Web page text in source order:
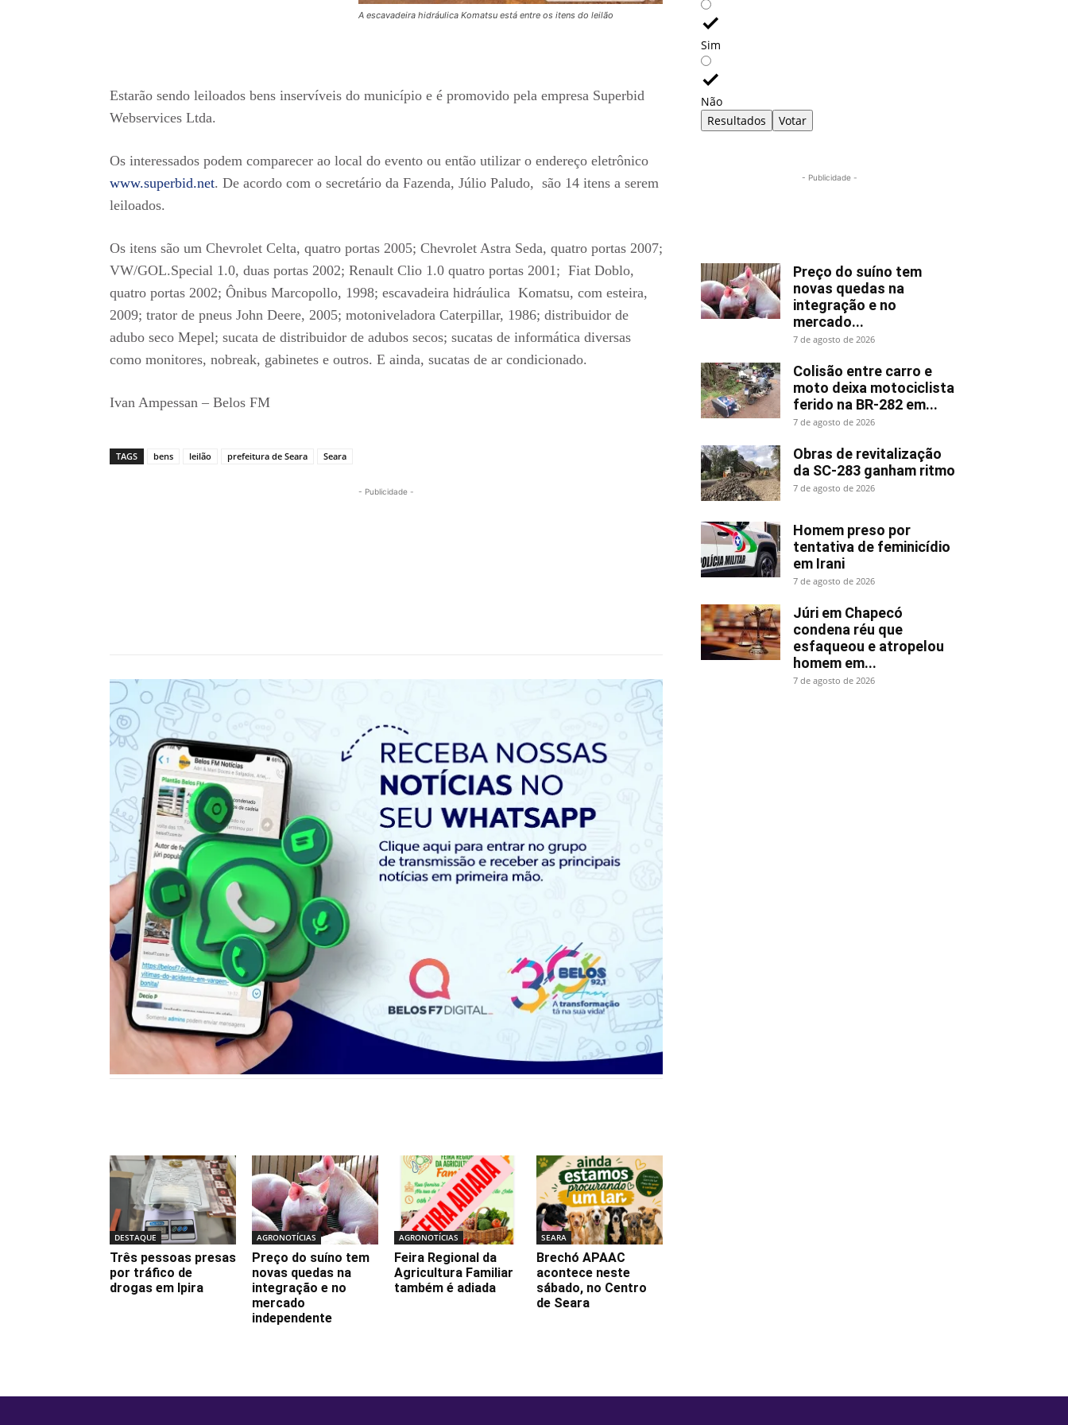
A escavadeira hidráulica Komatsu está entre os itens do leilão
Estarão sendo leiloados bens inservíveis do município e é promovido pela empresa Superbid
Webservices Ltda.
Os interessados podem comparecer ao local do evento ou então utilizar o endereço eletrônico
www.superbid.net. De acordo com o secretário da Fazenda, Júlio Paludo, são 14 itens a serem
leiloados.
Os itens são um Chevrolet Celta, quatro portas 2005; Chevrolet Astra Seda, quatro portas 2007;
VW/GOL.Special 1.0, duas portas 2002; Renault Clio 1.0 quatro portas 2001; Fiat Doblo,
quatro portas 2002; Ônibus Marcopollo, 1998; escavadeira hidráulica Komatsu, com esteira,
2009; trator de pneus John Deere, 2005; motoniveladora Caterpillar, 1986; distribuidor de
adubo seco Mepel; sucata de distribuidor de adubos secos; sucatas de informática diversas
como monitores, nobreak, gabinetes e outros. E ainda, sucatas de ar condicionado.
Ivan Ampessan – Belos FM
TAGS bens leilão prefeitura de Seara Seara
- Publicidade -
DESTAQUE
Três pessoas presas
por tráfico de
drogas em Ipira
AGRONOTÍCIAS
Preço do suíno tem
novas quedas na
integração e no
mercado
independente
AGRONOTÍCIAS
Feira Regional da
Agricultura Familiar
também é adiada
SEARA
Brechó APAAC
acontece neste
sábado, no Centro
de Seara
Sim
Não
Resultados
Votar
- Publicidade -
Preço do suíno tem
novas quedas na
integração e no
mercado...
7 de agosto de 2026
Colisão entre carro e
moto deixa motociclista
ferido na BR-282 em...
7 de agosto de 2026
Obras de revitalização
da SC-283 ganham ritmo
7 de agosto de 2026
Homem preso por
tentativa de feminicídio
em Irani
7 de agosto de 2026
Júri em Chapecó
condena réu que
esfaqueou e atropelou
homem em...
7 de agosto de 2026